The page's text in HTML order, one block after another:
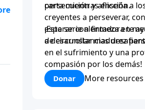
persecución y aflicción.
carta mientras enseña a
creyentes a perseverar,
esperar con firmeza en
de circunstancias
¡Esta serie alentadora te
a desarrollar madurez
en el sufrimiento y una
compasión por los demás!
Donar More resources